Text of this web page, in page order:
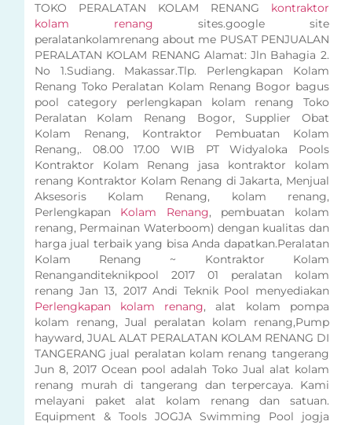
TOKO PERALATAN KOLAM RENANG kontraktor
kolam renang sites.google site
peralatankolamrenang about me PUSAT PENJUALAN
PERALATAN KOLAM RENANG Alamat: Jln Bahagia 2.
No 1.Sudiang. Makassar.Tlp. Perlengkapan Kolam
Renang Toko Peralatan Kolam Renang Bogor bagus
pool category perlengkapan kolam renang Toko
Peralatan Kolam Renang Bogor, Supplier Obat
Kolam Renang, Kontraktor Pembuatan Kolam
Renang,. 08.00 17.00 WIB PT Widyaloka Pools
Kontraktor Kolam Renang jasa kontraktor kolam
renang Kontraktor Kolam Renang di Jakarta, Menjual
Aksesoris Kolam Renang, kolam renang,
Perlengkapan Kolam Renang, pembuatan kolam
renang, Permainan Waterboom) dengan kualitas dan
harga jual terbaik yang bisa Anda dapatkan.Peralatan
Kolam Renang ~ Kontraktor Kolam
Renanganditeknikpool 2017 01 peralatan kolam
renang Jan 13, 2017 Andi Teknik Pool menyediakan
Perlengkapan kolam renang, alat kolam pompa
kolam renang, Jual peralatan kolam renang,Pump
hayward, JUAL ALAT PERALATAN KOLAM RENANG DI
TANGERANG jual peralatan kolam renang tangerang
Jun 8, 2017 Ocean pool adalah Toko Jual alat kolam
renang murah di tangerang dan terpercaya. Kami
melayani paket alat kolam renang dan satuan.
Equipment & Tools JOGJA Swimming Pool jogja